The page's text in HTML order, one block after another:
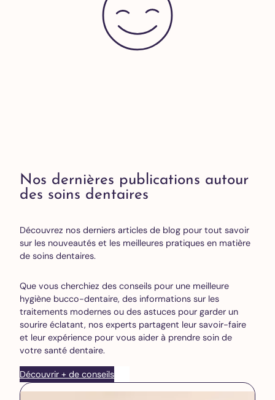
Nos dernières publications autour
des soins dentaires
Découvrez nos derniers articles de blog pour tout savoir
sur les nouveautés et les meilleures pratiques en matière
de soins dentaires.
Que vous cherchiez des conseils pour une meilleure
hygiène bucco-dentaire, des informations sur les
traitements modernes ou des astuces pour garder un
sourire éclatant, nos experts partagent leur savoir-faire
et leur expérience pour vous aider à prendre soin de
votre santé dentaire.
Découvrir + de conseils